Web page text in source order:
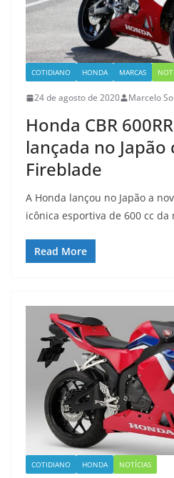
COTIDIANO HONDA MARCAS
24 de agosto de 2020 Marcelo
Honda CBR
lançada no
Fireblade
A Honda lançou no Japão a
icônica esportiva de 600 cc da
Read More
COTIDIANO HONDA NOTÍCIAS